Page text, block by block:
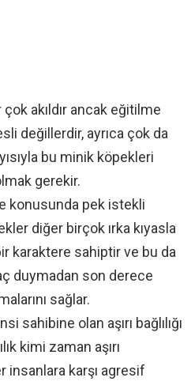
akıldır ancak eğitilme
değillerdir, ayrıca çok da
bu minik köpekleri
gerekir.
konusunda pek istekli
diğer birçok ırka kıyasla
karaktere sahiptir ve bu da
duymadan son derece
sağlar.
sahibine olan aşırı bağlılığı
kimi zaman aşırı
insanlara karşı agresif